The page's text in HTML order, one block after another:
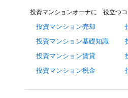
投資マンションオーナに 役立つコ
投資マンション売却
投資マンション基礎知識
投資マンション賃貸
投資マンション税金